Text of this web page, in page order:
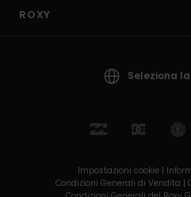
ROXY
Seleziona
Impostazioni cookie |
Condizioni Generali di Vendita |